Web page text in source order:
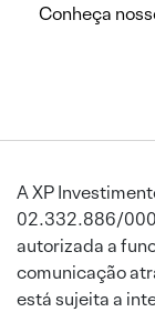
Conheça
A XP
02.332.886/
autorizada a
comunicação
está sujeita a